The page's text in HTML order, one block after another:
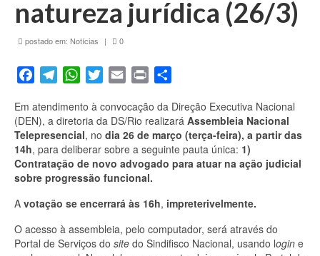
natureza jurídica (26/3)
postado em: Notícias | 0
FacebookTelegramWhatsAppTwitterEmail Print
Em atendimento à convocação da Direção Executiva Nacional
(DEN), a diretoria da DS/Rio realizará Assembleia Nacional
Telepresencial, no dia 26 de março (terça-feira), a partir das
14h, para deliberar sobre a seguinte pauta única: 1)
Contratação de novo advogado para atuar na ação judicial
sobre progressão funcional.
A votação se encerrará às 16h, impreterivelmente.
O acesso à assembleia, pelo computador, será através do
Portal de Serviços do site do Sindifisco Nacional, usando login e